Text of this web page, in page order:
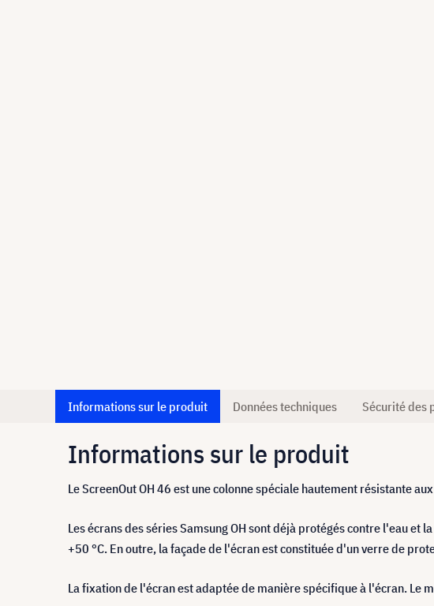
Informations sur le produit Données techniques Sécurité des
Informations sur le produit
Le ScreenOut OH 46 est une colonne spéciale hautement résistante
Les écrans des séries Samsung OH sont déjà protégés contre l'eau
+50 °C. En outre, la façade de l'écran est constituée d'un verre de
La fixation de l'écran est adaptée de manière spécifique à l'écran. Le